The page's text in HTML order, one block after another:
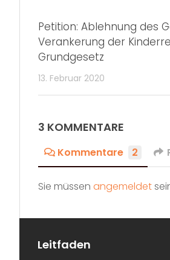
Petition: Ablehnung des
Verankerung der
Grundgesetz
13. Februar 2020
3 KOMMENTARE
Kommentare 2
Sie müssen angemeldet
Leitfaden